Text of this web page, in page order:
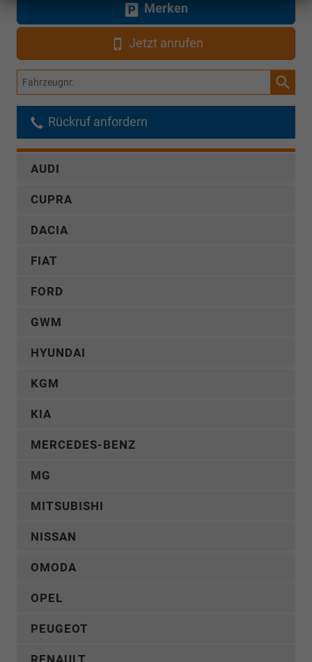
Merken
Jetzt anrufen
Fahrzeugnr.
Rückruf anfordern
AUDI
CUPRA
DACIA
FIAT
FORD
GWM
HYUNDAI
KGM
KIA
MERCEDES-BENZ
MG
MITSUBISHI
NISSAN
OMODA
OPEL
PEUGEOT